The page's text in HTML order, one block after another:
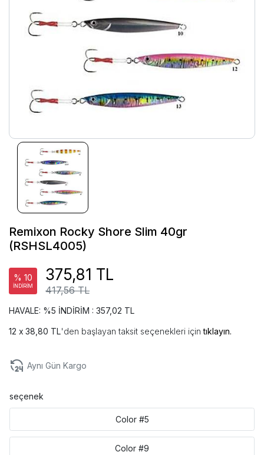
Remixon Rocky Shore Slim 40gr
(RSHSL4005)
% 10
İNDİRİM 417,56 TL
375,81 TL
HAVALE: %5 İNDİRİM : 357,02 TL
38,80 TL'den başlayan taksit seçenekleri içintıklayın.
Aynı Gün Kargo
seçenek
Color #5
Color #9